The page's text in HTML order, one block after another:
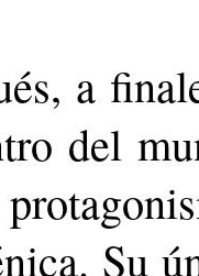
a
del
Su